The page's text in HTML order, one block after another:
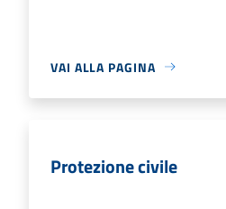
VAI ALLA PAGINA
Protezione civile